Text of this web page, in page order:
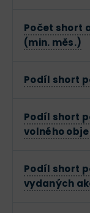
Počet short
(min. měs.)
Podíl short
Podíl short
volného
Podíl short
vydaných